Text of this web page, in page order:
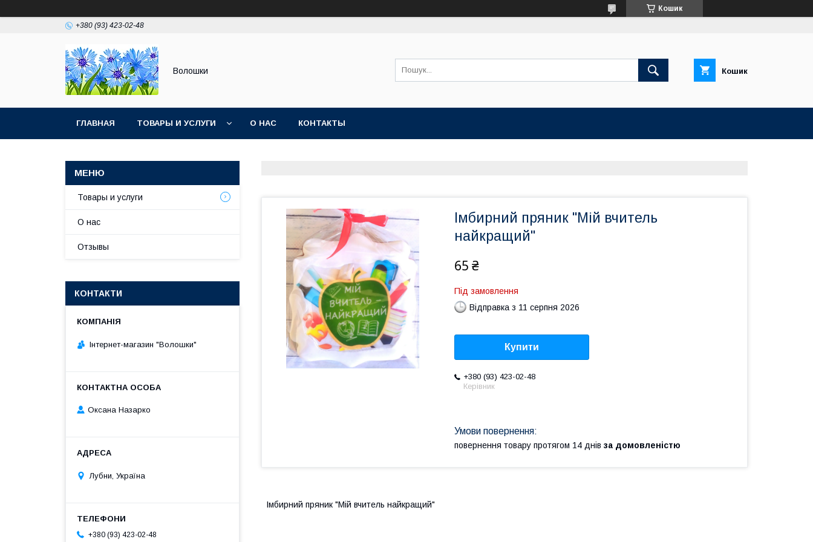
Кошик
+380 (93) 423-02-48
Волошки Кошик
ГЛАВНАЯ ТОВАРЫ И УСЛУГИ О НАС КОНТАКТЫ
Імбирний пряник "Мій вчитель
найкращий"
65 ₴
Під замовлення
Відправка з 11 серпня 2026
Купити
+380 (93) 423-02-48
Керівник
повернення товару протягом 14 днів за домовленістю
Імбирний пряник "Мій вчитель найкращий"
Товары и услуги
О нас
Отзывы
КОНТАКТИ
Інтернет-магазин "Волошки"
Оксана Назарко
Лубни, Україна
+380 (93) 423-02-48